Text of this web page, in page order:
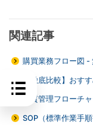
関連記事
購買業務フロー図 -
【徹底比較】おす
品質管理フローチ
SOP（標準作業手